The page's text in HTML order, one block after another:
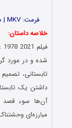
فرمت: MKV | محصول ایالات متحده آمریکا | امتیاز: 6.8 از 10
خلاصه داستان:
شده و در مورد
تابستانی،
داشتن یک
آن‌ها سوء قصد
مبارزه‌ای